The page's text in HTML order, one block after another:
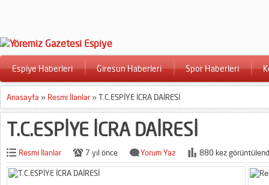
Espiye Haberleri Giresun Haberleri Spor Haberleri
Anasayfa » Resmi İlanlar »T.C.ESPİYE İCRA DAİRESİ
T.C.ESPİYE İCRA DAİRESİ
Resmi İlanlar 7 yıl önce Yorum Yaz 880 kez